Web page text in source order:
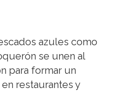
azules como
se unen al
para formar un
restaurantes y